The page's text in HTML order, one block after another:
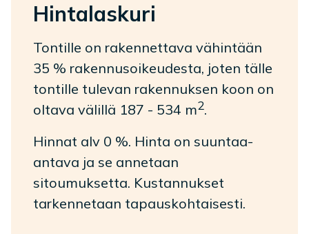
Hintalaskuri
Tontille on rakennettava vähintään
35 % rakennusoikeudesta, joten tälle
tontille tulevan rakennuksen koon on
oltava välillä 187 - 534 m2.
Hinnat alv 0 %. Hinta on suuntaa-
antava ja se annetaan
sitoumuksetta. Kustannukset
tarkennetaan tapauskohtaisesti.